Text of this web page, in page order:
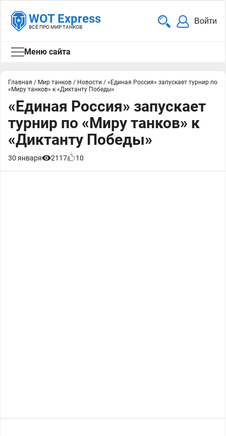
WOT Express
ВСЁ ПРО МИР ТАНКОВ
Войти
Меню сайта
Главная / Мир танков / Новости / «Единая Россия» запускает турнир по
«Миру танков» к «Диктанту Победы»
«Единая Россия» запускает
турнир по «Миру танков» к
«Диктанту Победы»
30 января 2117 10